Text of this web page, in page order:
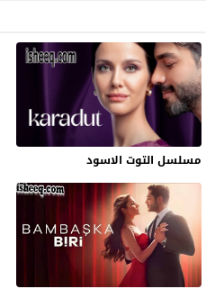
مسلسل التوت الاسود